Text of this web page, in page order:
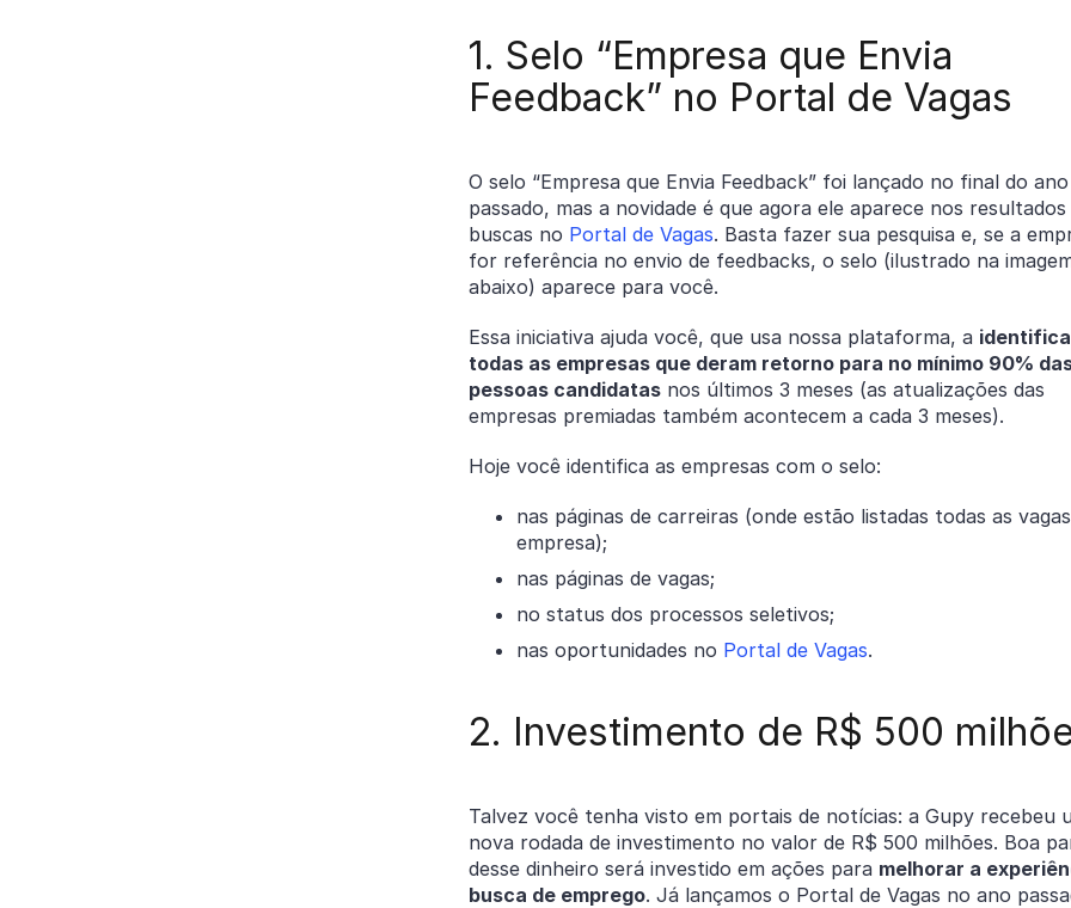
1. Selo “Empresa que Envia
Feedback” no Portal de Vagas
O selo “Empresa que Envia Feedback” foi lançado no final do ano
passado, mas a novidade é que agora ele aparece nos resultados
buscas no Portal de Vagas. Basta fazer sua pesquisa e, se a
for referência no envio de feedbacks, o selo (ilustrado na
abaixo) aparece para você.
Essa iniciativa ajuda você, que usa nossa plataforma, a
todas as empresas que deram retorno para no mínimo 90%
pessoas candidatas nos últimos 3 meses (as atualizações das
empresas premiadas também acontecem a cada 3 meses).
Hoje você identifica as empresas com o selo:
nas páginas de carreiras (onde estão listadas todas as
empresa);
nas páginas de vagas;
no status dos processos seletivos;
nas oportunidades no Portal de Vagas.
2. Investimento de R$ 500
Talvez você tenha visto em portais de notícias: a Gupy recebeu
nova rodada de investimento no valor de R$ 500 milhões. Boa
desse dinheiro será investido em ações para melhorar a
busca de emprego. Já lançamos o Portal de Vagas no ano